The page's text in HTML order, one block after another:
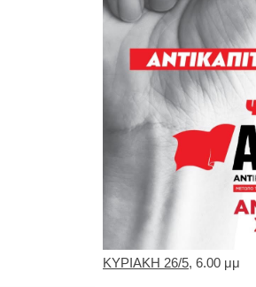
ΚΥΡΙΑΚΗ 26/5, 6.00 μμ